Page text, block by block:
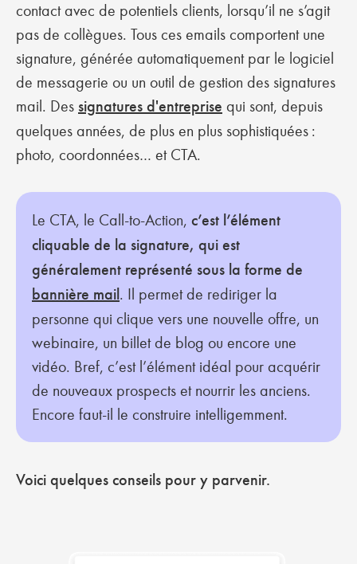
contact avec de potentiels clients, lorsqu’il ne s’agit
pas de collègues. Tous ces emails comportent une
signature, générée automatiquement par le logiciel
de messagerie ou un outil de gestion des signatures
mail. Des signatures d'entreprise qui sont, depuis
quelques années, de plus en plus sophistiquées :
photo, coordonnées… et CTA.
Le CTA, le Call-to-Action, c’est l’élément
cliquable de la signature, qui est
généralement représenté sous la forme de
bannière mail. Il permet de rediriger la
personne qui clique vers une nouvelle offre, un
webinaire, un billet de blog ou encore une
vidéo. Bref, c’est l’élément idéal pour acquérir
de nouveaux prospects et nourrir les anciens.
Encore faut-il le construire intelligemment.
Voici quelques conseils pour y parvenir.